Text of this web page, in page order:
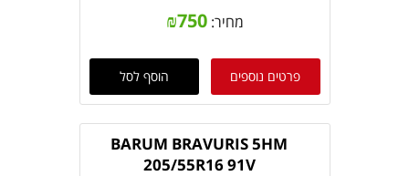
מחיר: ₪750
פרטים נוספים הוסף לסל
BARUM BRAVURIS 5HM
205/55R16 91V